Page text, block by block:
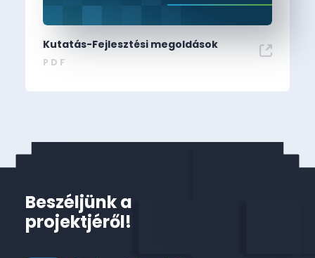
Kutatás-Fejlesztési megoldások
PDF
Beszéljünk a
projektjéről!